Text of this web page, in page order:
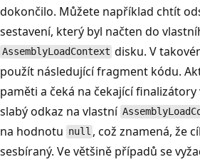
dokončilo. Můžete například chtít
sestavení, který byl načten do
AssemblyLoadContext disku. V
použít následující fragment kódu.
paměti a čeká na čekající finalizátory
slabý odkaz na vlastní
na hodnotu null , což znamená, že
sesbíraný. Ve většině případů se